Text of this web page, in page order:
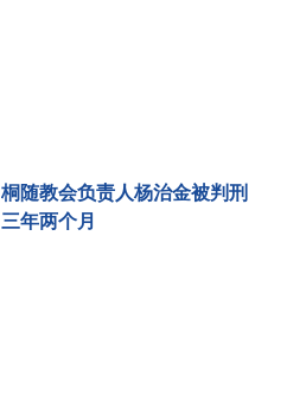
桐随教会负责人杨治金被判刑
三年两个月